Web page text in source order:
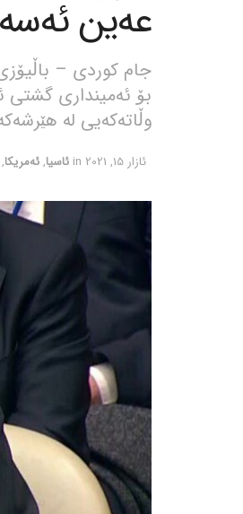
عەین
جام کوردی –
بۆ ئەمینداری گشتی
وڵاتەکەیی لە
ئازار 15, 2021 in ئاسیا,ئەمریکا,